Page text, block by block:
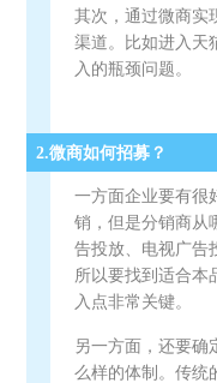
其次，通过微商实
渠道。比如进入天
入的瓶颈问题。
2.微商如何招募？
一方面企业要有很
销，但是分销商从
告投放、电视广告
所以要找到适合本
入点非常关键。
另一方面，还要确
么样的体制。传统